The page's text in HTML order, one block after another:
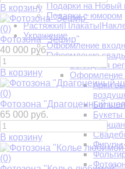
Подарки на Новый
Подарки с юмором
Украшение
Оформление
Оформление
Выездная
Оформление
Арки
Букеты
Фигуры
В корзину
(0)
Фотозона "Зефир"
40 000 руб.
В корзину
(0)
Фотозона "Драгоценный
65 000 руб.
В корзину
(0)